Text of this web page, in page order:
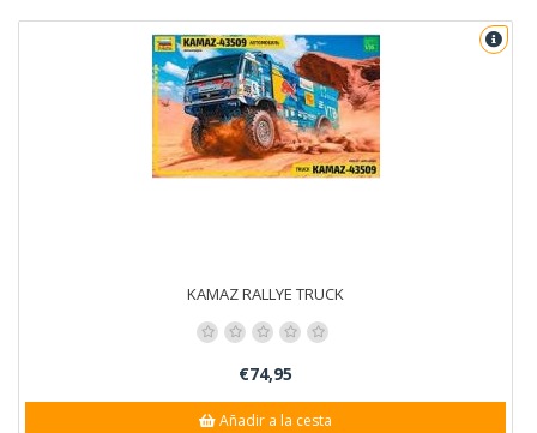
KAMAZ RALLYE TRUCK
€74,95
Añadir a la cesta